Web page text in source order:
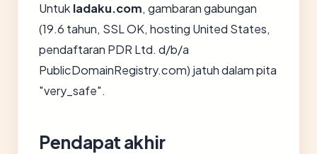
Untuk ladaku.com, gambaran gabungan
(19.6 tahun, SSL OK, hosting United States,
pendaftaran PDR Ltd. d/b/a
PublicDomainRegistry.com) jatuh dalam pita
"very_safe".
Pendapat akhir